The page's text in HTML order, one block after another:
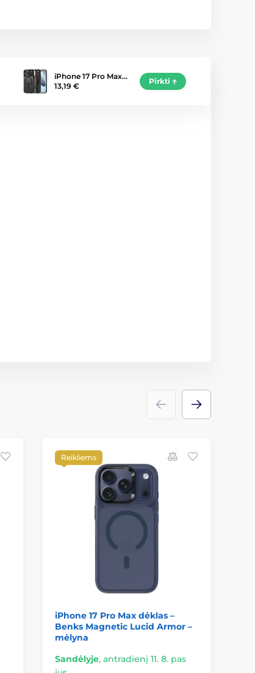
iPhone 17 Pro Max…
13,19 €
Pirkti
Reikliems
iPhone 17 Pro Max dėklas –
Benks Magnetic Lucid Armor –
mėlyna
Sandėlyje, antradienį 11. 8. pas